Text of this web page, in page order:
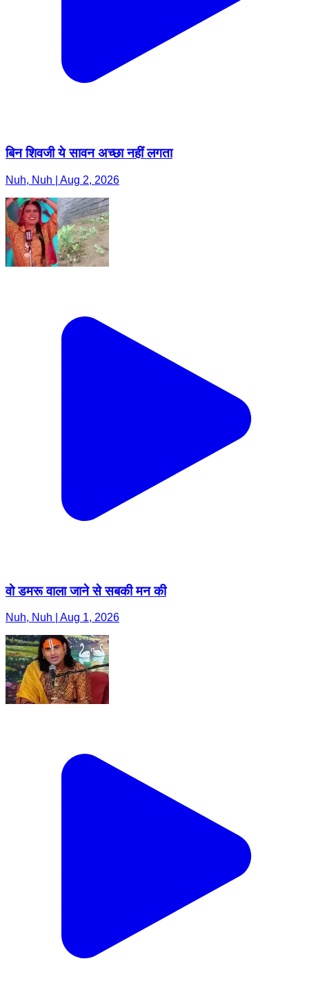
बिन शिवजी ये सावन अच्छा नहीं लगता
Nuh, Nuh | Aug 2, 2026
वो डमरू वाला जाने से सबकी मन की
Nuh, Nuh | Aug 1, 2026